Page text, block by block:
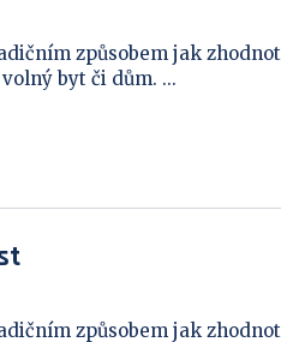
způsobem jak
byt či dům. ...
způsobem jak